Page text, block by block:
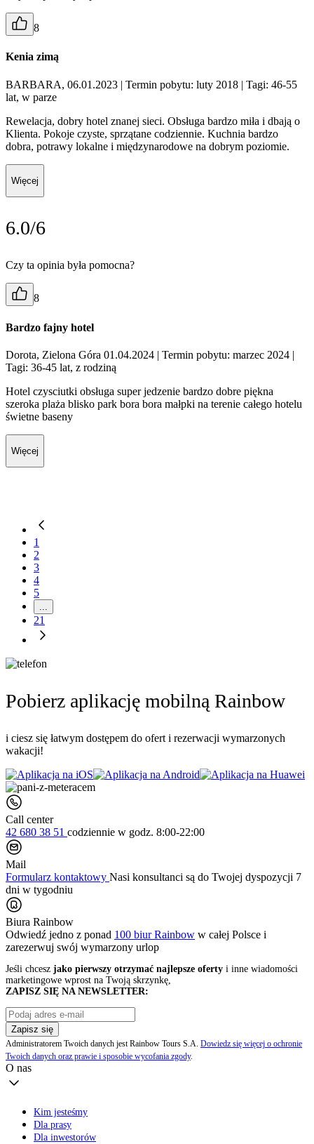
8
Kenia zimą
BARBARA, 06.01.2023 | Termin pobytu: luty 2018 | Tagi: 46-55
lat, w parze
Rewelacja, dobry hotel znanej sieci. Obsługa bardzo miła i dbają o
Klienta. Pokoje czyste, sprzątane codziennie. Kuchnia bardzo
dobra, potrawy lokalne i międzynarodowe na dobrym poziomie.
Więcej
6.0/6
Czy ta opinia była pomocna?
8
Bardzo fajny hotel
Dorota, Zielona Góra 01.04.2024 | Termin pobytu: marzec 2024 |
Tagi: 36-45 lat, z rodziną
Hotel czysciutki obsługa super jedzenie bardzo dobre piękna
szeroka plaża blisko park bora bora małpki na terenie całego hotelu
świetne baseny
Więcej
1
2
3
4
5
...
21
Pobierz aplikację mobilną Rainbow
i ciesz się łatwym dostępem do ofert i rezerwacji wymarzonych
wakacji!
Call center
42 680 38 51 codziennie w godz. 8:00-22:00
Mail
Formularz kontaktowy Nasi konsultanci są do Twojej dyspozycji 7
dni w tygodniu
Biura Rainbow
Odwiedź jedno z ponad 100 biur Rainbow w całej Polsce i
zarezerwuj swój wymarzony urlop
Jeśli chcesz jako pierwszy otrzymać najlepsze oferty i inne wiadomości
marketingowe wprost na Twoją skrzynkę,
ZAPISZ SIĘ NA NEWSLETTER:
Zapisz się
Administratorem Twoich danych jest Rainbow Tours S.A. Dowiedz się więcej o ochronie
Twoich danych oraz prawie i sposobie wycofania zgody.
O nas
Kim jesteśmy
Dla prasy
Dla inwestorów